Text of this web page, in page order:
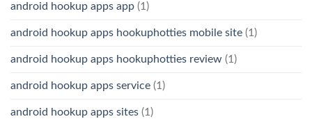
android hookup apps app (1)
android hookup apps hookuphotties mobile site (1)
android hookup apps hookuphotties review (1)
android hookup apps service (1)
android hookup apps sites (1)